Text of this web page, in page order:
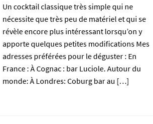
Un cocktail classique très simple qui ne
nécessite que très peu de matériel et qui se
révèle encore plus intéressant lorsqu’on y
apporte quelques petites modifications Mes
adresses préférées pour le déguster : En
France : À Cognac : bar Luciole. Autour du
monde: À Londres: Coburg bar au […]